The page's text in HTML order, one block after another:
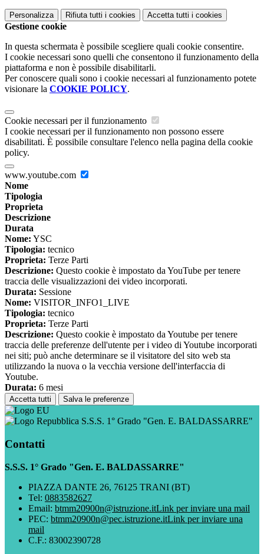
Personalizza Rifiuta tutti i cookies Accetta tutti i cookies
Gestione cookie
In questa schermata è possibile scegliere quali cookie consentire.
I cookie necessari sono quelli che consentono il funzionamento della
piattaforma e non è possibile disabilitarli.
Per conoscere quali sono i cookie necessari al funzionamento potete
visionare la COOKIE POLICY.
Cookie necessari per il funzionamento
I cookie necessari per il funzionamento non possono essere
disabilitati. È possibile consultare l'elenco nella pagina della cookie
policy.
www.youtube.com
Nome
Tipologia
Proprieta
Descrizione
Durata
Nome: YSC
Tipologia: tecnico
Proprieta: Terze Parti
Descrizione: Questo cookie è impostato da YouTube per tenere
traccia delle visualizzazioni dei video incorporati.
Durata: Sessione
Nome: VISITOR_INFO1_LIVE
Tipologia: tecnico
Proprieta: Terze Parti
Descrizione: Questo cookie è impostato da Youtube per tenere
traccia delle preferenze dell'utente per i video di Youtube incorporati
nei siti; può anche determinare se il visitatore del sito web sta
utilizzando la nuova o la vecchia versione dell'interfaccia di
Youtube.
Durata: 6 mesi
Accetta tutti Salva le preferenze
S.S.S. 1° Grado "Gen. E. BALDASSARRE"
Contatti
S.S.S. 1° Grado "Gen. E. BALDASSARRE"
PIAZZA DANTE 26, 76125 TRANI (BT)
Tel: 0883582627
Email: btmm20900n@istruzione.itLink per inviare una mail
PEC: btmm20900n@pec.istruzione.itLink per inviare una
mail
C.F.: 83002390728